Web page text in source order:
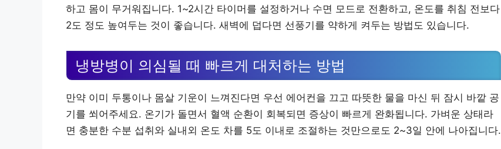
하고 몸이 무거워집니다. 1~2시간 타이머를 설정하거나 수면 모드로 전환하고, 온도를 취침 전보다
2도 정도 높여두는 것이 좋습니다. 새벽에 덥다면 선풍기를 약하게 켜두는 방법도 있습니다.
냉방병이 의심될 때 빠르게 대처하는 방법
만약 이미 두통이나 몸살 기운이 느껴진다면 우선 에어컨을 끄고 따뜻한 물을 마신 뒤 잠시 바깥 공
기를 쐬어주세요. 온기가 돌면서 혈액 순환이 회복되면 증상이 빠르게 완화됩니다. 가벼운 상태라
면 충분한 수분 섭취와 실내외 온도 차를 5도 이내로 조절하는 것만으로도 2~3일 안에 나아집니다.